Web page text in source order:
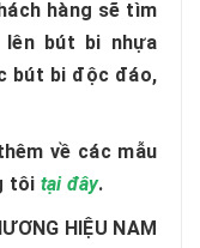
hàng sẽ tìm
bút bi nhựa
bút bi độc đáo,
về các mẫu
tôi tại đây.
HIỆU NAM